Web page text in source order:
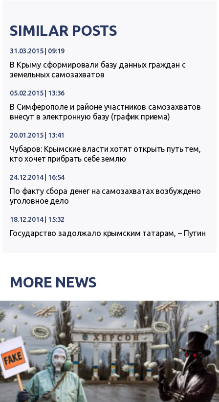
SIMILAR POSTS
31.03.2015 | 09:19
В Крыму сформировали базу данных граждан с
земельных самозахватов
05.02.2015 | 13:36
В Симферополе и районе участников самозахватов
внесут в электронную базу (график приема)
20.01.2015 | 13:41
Чубаров: Крымские власти хотят открыть путь тем,
кто хочет прибрать себе землю
24.12.2014 | 16:54
По факту сбора денег на самозахватах возбуждено
уголовное дело
18.12.2014 | 15:32
Государство задолжало крымским татарам, – Путин
MORE NEWS